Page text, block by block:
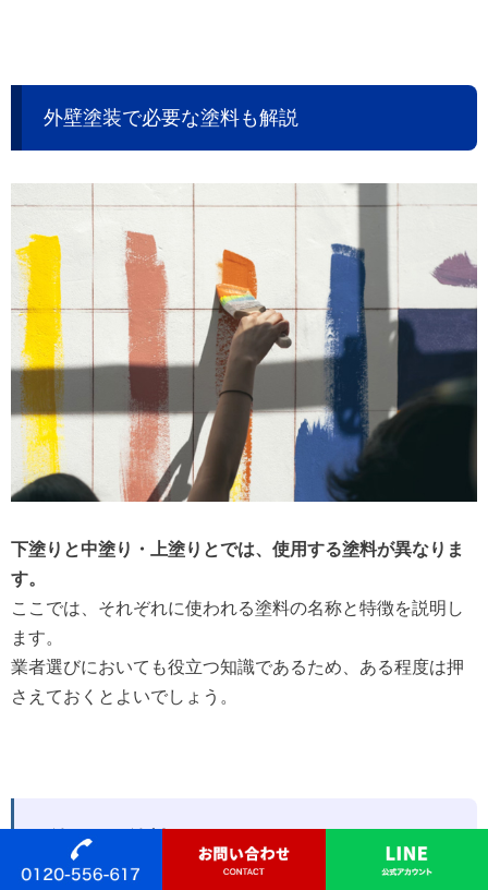
外壁塗装で必要な塗料も解説
下塗りと中塗り・上塗りとでは、使用する塗料が異なりま
す。
ここでは、それぞれに使われる塗料の名称と特徴を説明し
ます。
業者選びにおいても役立つ知識であるため、ある程度は押
さえておくとよいでしょう。
下塗り用の塗料